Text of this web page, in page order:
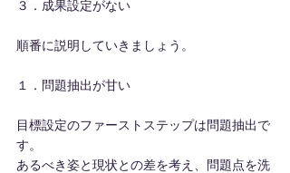
３．成果設定がない
順番に説明していきましょう。
１．問題抽出が甘い
目標設定のファーストステップは問題抽出で
す。
あるべき姿と現状との差を考え、問題点を洗